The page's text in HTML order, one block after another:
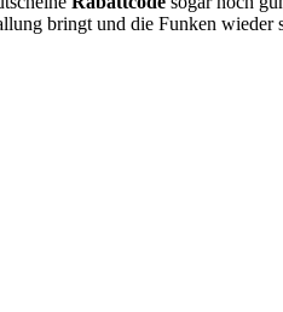
bringt und die Funken wieder